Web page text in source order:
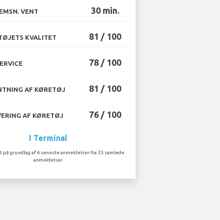
VENT 30 min.
KVALITET 81 / 100
78 / 100
AF KØRETØJ 81 / 100
AF KØRETØJ 76 / 100
I Terminal
på grundlag af 6 seneste anmeldelser fra 23 samlede
anmeldelser.